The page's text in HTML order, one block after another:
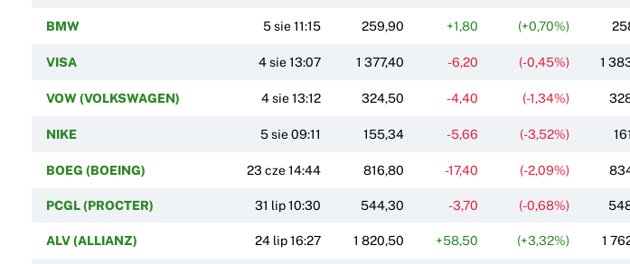
BMW 5 sie 11:15 259,90 +1,80 (+0,70%)
VISA 4 sie 13:07 1 377,40 -6,20 (-0,45%) 1
VOW (VOLKSWAGEN) 4 sie 13:12 324,50 -4,40 (-1,34%)
NIKE 5 sie 09:11 155,34 -5,66 (-3,52%)
BOEG (BOEING) 23 cze 14:44 816,80 -17,40 (-2,09%)
PCGL (PROCTER) 31 lip 10:30 544,30 -3,70 (-0,68%)
ALV (ALLIANZ) 24 lip 16:27 1 820,50 +58,50 (+3,32%) 1